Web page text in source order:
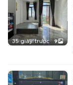
35 giây trước 9